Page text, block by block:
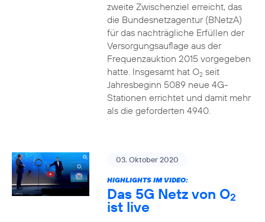
zweite Zwischenziel erreicht, das
die Bundesnetzagentur (BNetzA)
für das nachträgliche Erfüllen der
Versorgungsauflage aus der
Frequenzauktion 2015 vorgegeben
hatte. Insgesamt hat O2seit
Jahresbeginn 5089 neue 4G-
Stationen errichtet und damit mehr
als die geforderten 4940.
03. Oktober 2020
HIGHLIGHTS IM VIDEO:
Das 5G Netz von O2
ist live